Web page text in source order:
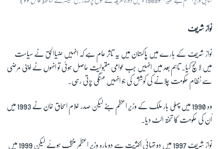
نواز شریف
نواز شریف کے بارے میں پاکستان میں یہ تاثر عام ہے کہ انہیں ضیاالحق نے سیاست
میں لانچ کیا۔ تاہم بعد میں انہیں جب عوامی مقبولیت حاصل ہوئی تو انہوں نے اپنی مرضی
سے نظام حکومت چلانے کی کوشش کی جو انہیں مہنگی پڑتی رہی۔
وہ 1990 میں پہلی بار ملک کے وزیر اعظم بنے لیکن صدر غلام اسحاق خان نے 1993 میں
اُن کی حکومت کا تختہ الٹ دیا۔
نواز شریف 1997 میں دو تہائی اکثریت سے دوبارہ وزیر اعظم منتخب ہوئے لیکن 1999 میں